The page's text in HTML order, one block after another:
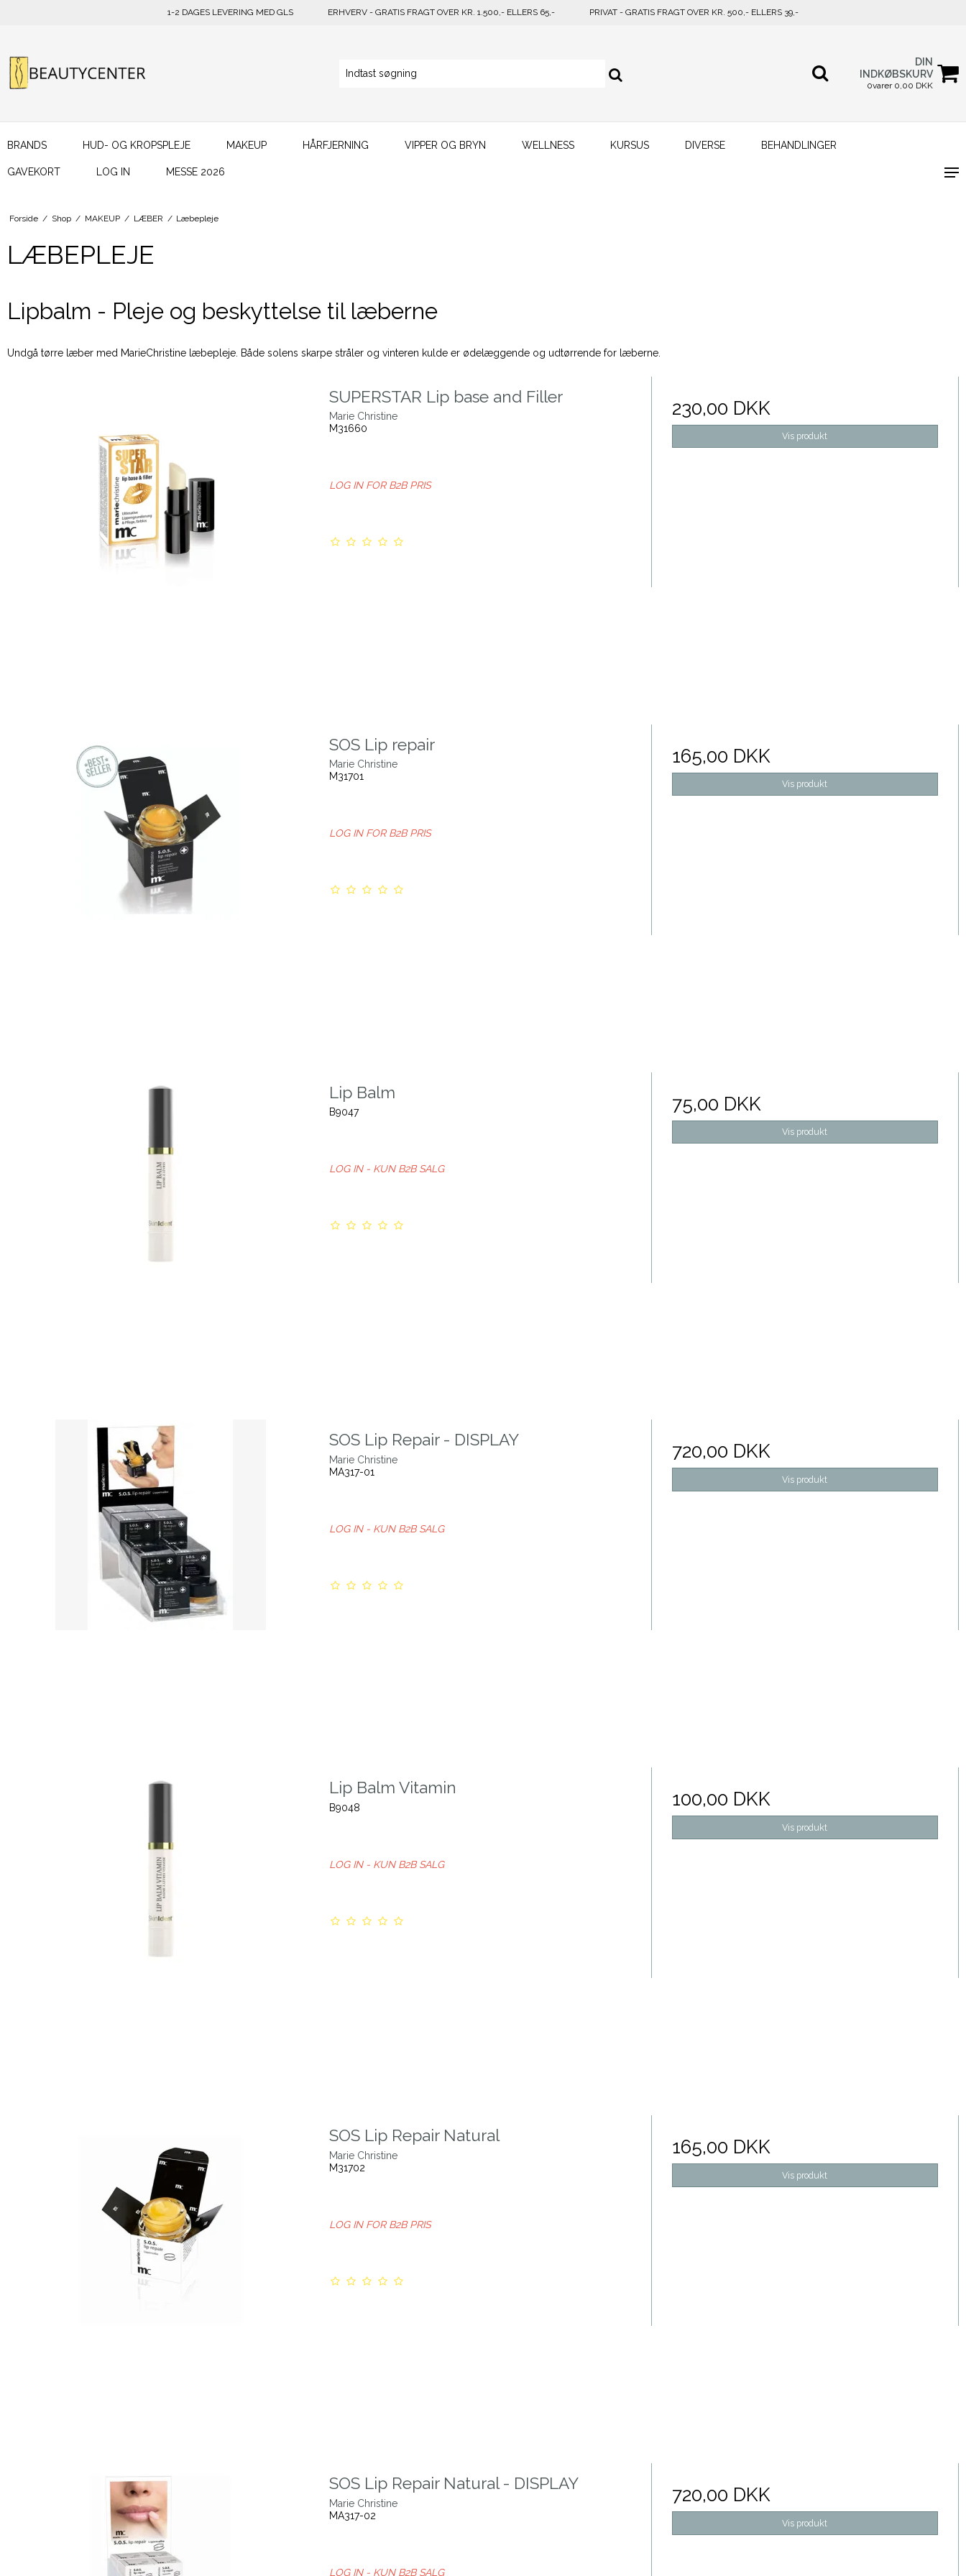
1-2 DAGES LEVERING MED GLS ERHVERV - GRATIS FRAGT OVER KR. 1.500,- ELLERS 65,- PRIVAT - GRATIS FRAGT OVER KR. 500,- ELLERS 39,-
DIN
INDKØBSKURV
0varer 0,00 DKK
BRANDS HUD- OG KROPSPLEJE MAKEUP HÅRFJERNING VIPPER OG BRYN WELLNESS KURSUS DIVERSE BEHANDLINGER
GAVEKORT LOG IN MESSE 2026
Forside / Shop / MAKEUP / LÆBER / Læbepleje
LÆBEPLEJE
Lipbalm - Pleje og beskyttelse til læberne
Undgå tørre læber med MarieChristine læbepleje. Både solens skarpe stråler og vinteren kulde er ødelæggende og udtørrende for læberne.
SUPERSTAR Lip base and Filler
Marie Christine
M31660
LOG IN FOR B2B PRIS
230,00 DKK
Vis produkt
SOS Lip repair
Marie Christine
M31701
LOG IN FOR B2B PRIS
165,00 DKK
Vis produkt
Lip Balm
B9047
LOG IN - KUN B2B SALG
75,00 DKK
Vis produkt
SOS Lip Repair - DISPLAY
Marie Christine
MA317-01
LOG IN - KUN B2B SALG
720,00 DKK
Vis produkt
Lip Balm Vitamin
B9048
LOG IN - KUN B2B SALG
100,00 DKK
Vis produkt
SOS Lip Repair Natural
Marie Christine
M31702
LOG IN FOR B2B PRIS
165,00 DKK
Vis produkt
SOS Lip Repair Natural - DISPLAY
Marie Christine
MA317-02
LOG IN - KUN B2B SALG
720,00 DKK
Vis produkt